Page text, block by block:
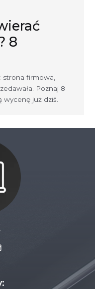
8
firmowa,
Poznaj 8
już dziś.